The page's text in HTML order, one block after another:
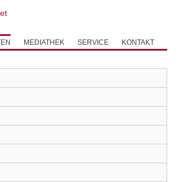
MEDIATHEK SERVICE KONTAKT